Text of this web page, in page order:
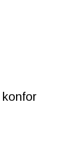
konfor